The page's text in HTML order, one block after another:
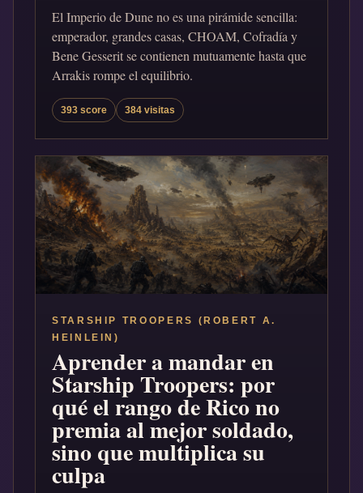
El Imperio de Dune no es una pirámide sencilla:
emperador, grandes casas, CHOAM, Cofradía y
Bene Gesserit se contienen mutuamente hasta que
Arrakis rompe el equilibrio.
393 score 384 visitas
STARSHIP TROOPERS (ROBERT A.
HEINLEIN)
Aprender a mandar en
Starship Troopers: por
qué el rango de Rico no
premia al mejor soldado,
sino que multiplica su
culpa